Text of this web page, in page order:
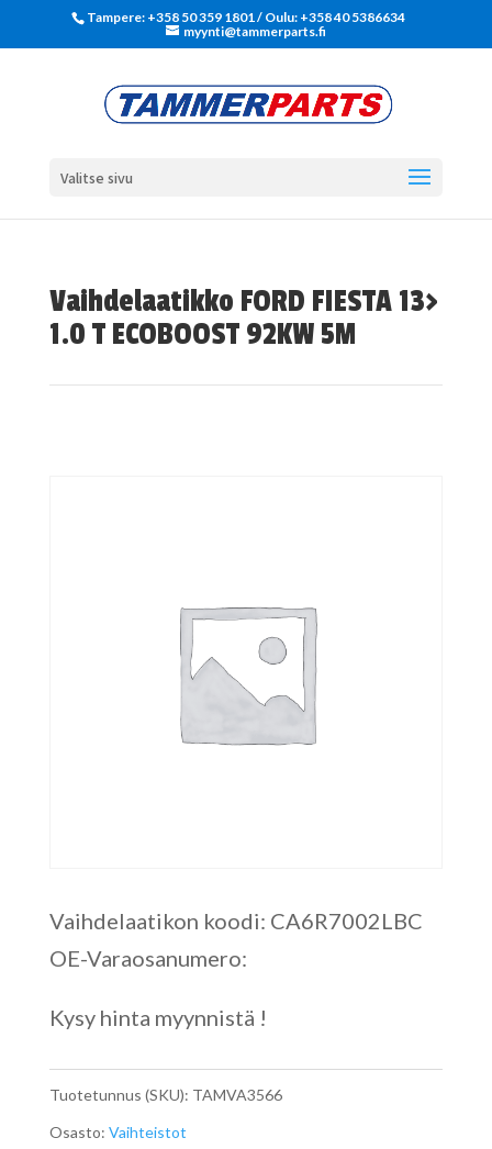
Tampere: +358 50 359 1801‬ / Oulu: +358 40 5386634
myynti@tammerparts.fi
Valitse sivu
Vaihdelaatikko FORD FIESTA 13>
1.0 T ECOBOOST 92KW 5M
Vaihdelaatikon koodi: CA6R7002LBC
OE-Varaosanumero:
Kysy hinta myynnistä !
Tuotetunnus (SKU): TAMVA3566
Osasto: Vaihteistot